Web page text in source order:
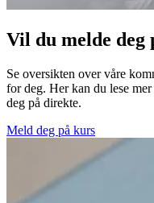
Vil du melde deg
Se oversikten over våre
for deg. Her kan du lese
deg på direkte.
Meld deg på kurs